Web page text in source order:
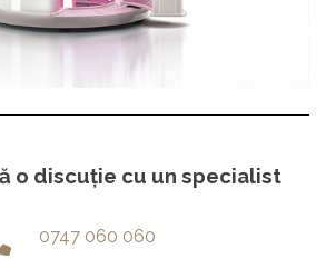
o discuție cu un specialist
0747 060 060